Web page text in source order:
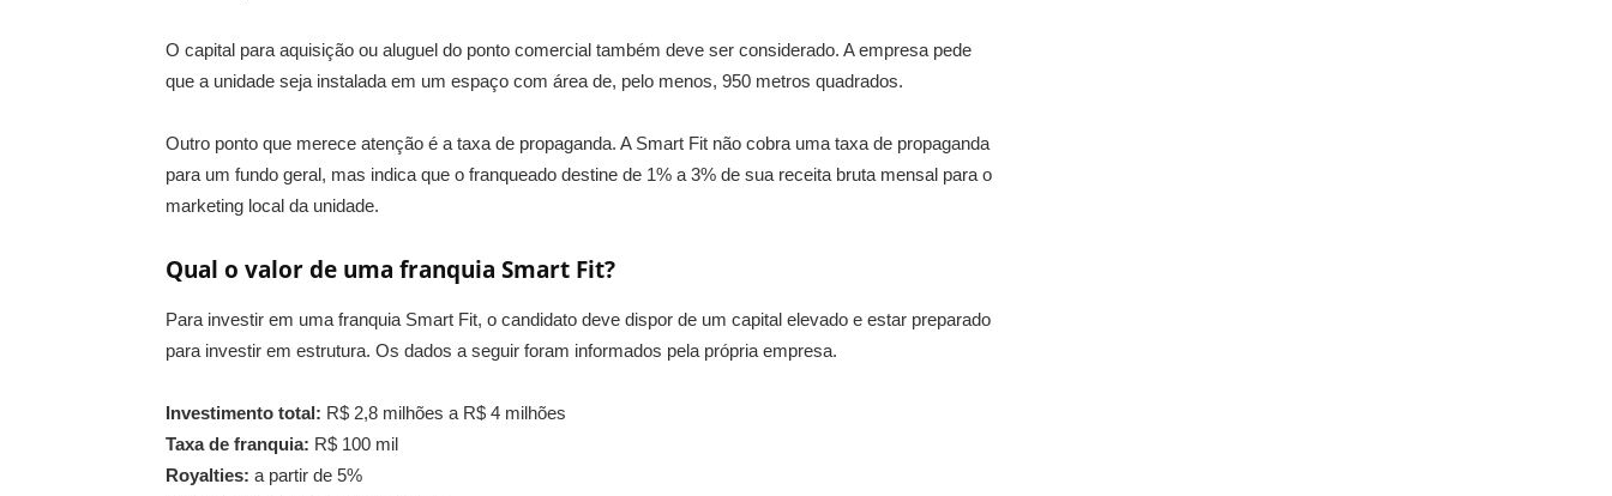
O capital para aquisição ou aluguel do ponto comercial também deve ser considerado. A empresa pede
que a unidade seja instalada em um espaço com área de, pelo menos, 950 metros quadrados.
Outro ponto que merece atenção é a taxa de propaganda. A Smart Fit não cobra uma taxa de propaganda
para um fundo geral, mas indica que o franqueado destine de 1% a 3% de sua receita bruta mensal para o
marketing local da unidade.
Qual o valor de uma franquia Smart Fit?
Para investir em uma franquia Smart Fit, o candidato deve dispor de um capital elevado e estar preparado
para investir em estrutura. Os dados a seguir foram informados pela própria empresa.
Investimento total: R$ 2,8 milhões a R$ 4 milhões
Taxa de franquia: R$ 100 mil
Royalties: a partir de 5%